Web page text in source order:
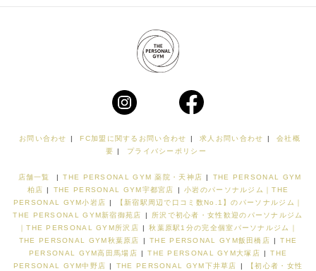
お問い合わせ | FC加盟に関するお問い合わせ | 求人お問い合わせ |
会社概
要 | プライバシーポリシー
店舗一覧 | THE PERSONAL GYM 薬院・天神店 |
THE PERSONAL GYM
柏店 | THE PERSONAL GYM宇都宮店 |
小岩のパーソナルジム｜THE
PERSONAL GYM小岩店 |
【新宿駅周辺で口コミ数No.1】のパーソナルジム｜
THE PERSONAL GYM新宿御苑店
|
所沢で初心者・女性歓迎のパーソナルジム
｜THE PERSONAL GYM所沢店 |
秋葉原駅1分の完全個室パーソナルジム｜
THE PERSONAL GYM秋葉原店
| THE PERSONAL GYM飯田橋店 |
THE
PERSONAL GYM高田馬場店 | THE PERSONAL GYM大塚店 |
THE
PERSONAL GYM中野店 | THE PERSONAL GYM下井草店 |
【初心者・女性